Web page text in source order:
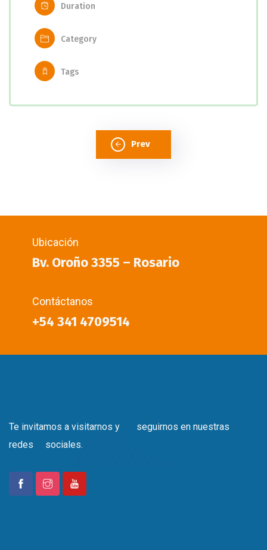
Duration
Category
Tags
Prev
Ubicación
Bv. Oroño 3355 – Rosario
Contáctanos
+54 341 4709514
Te invitamos a visitarnos y seguirnos en nuestras
redes sociales.